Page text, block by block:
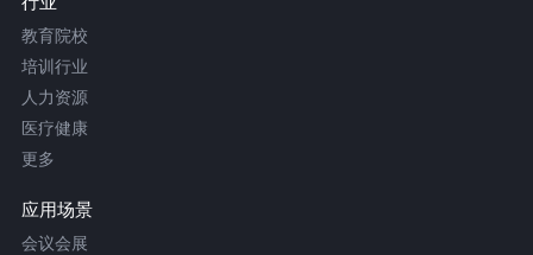
教育院校
培训行业
人力资源
医疗健康
更多
应用场景
会议会展